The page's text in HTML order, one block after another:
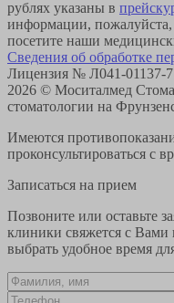
рублях указаны в
информации,
посетите наши
Сведения об обработке
Лицензия № Л041-01137-
2026 © Моситалмед
стоматологии на
Имеются
проконсультироваться с
Записаться на прием
Позвоните или оставьте
клиники свяжется с
выбрать удобное время